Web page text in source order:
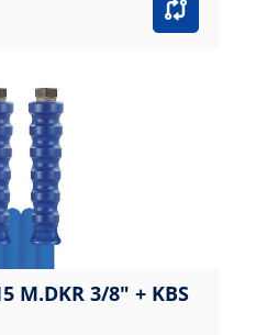
M.DKR 3/8" + KBS